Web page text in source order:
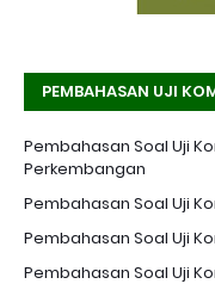
PEMBAHASAN UJI
Pembahasan Soal Uji
Perkembangan
Pembahasan Soal Uji
Pembahasan Soal Uji
Pembahasan Soal Uji